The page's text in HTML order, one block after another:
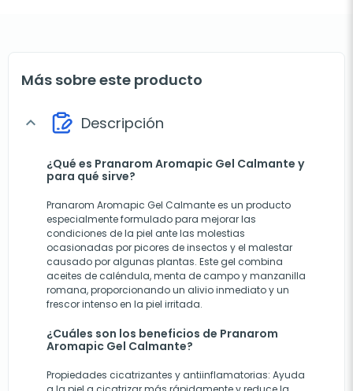
Más sobre este producto
expand_more Descripción
¿Qué es Pranarom Aromapic Gel Calmante y
para qué sirve?
Pranarom Aromapic Gel Calmante es un producto
especialmente formulado para mejorar las
condiciones de la piel ante las molestias
ocasionadas por picores de insectos y el malestar
causado por algunas plantas. Este gel combina
aceites de caléndula, menta de campo y manzanilla
romana, proporcionando un alivio inmediato y un
frescor intenso en la piel irritada.
¿Cuáles son los beneficios de Pranarom
Aromapic Gel Calmante?
Propiedades cicatrizantes y antiinflamatorias: Ayuda